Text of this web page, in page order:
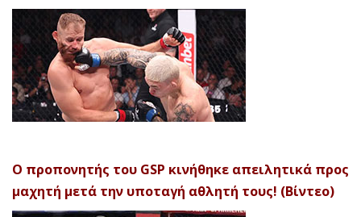
Ο προπονητής του GSP κινήθηκε απειλητικά προς
μαχητή μετά την υποταγή αθλητή τους! (Βίντεο)